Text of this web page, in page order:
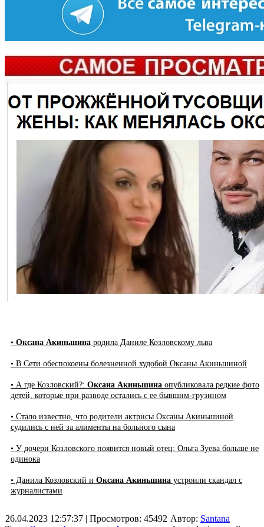
• Оксана Акиньшина родила Даниле Козловскому льва
• В Сети обеспокоены болезненной худобой Оксаны Акиньшиной
• А где Козловский?: Оксана Акиньшина опубликовала редкие фото
детей, которые при разводе остались с ее бывшим-грузином
• Стало известно, что родители актрисы Оксаны Акиньшиной
судились с ней за алименты на больного сына
• У дочери Козловского появится новый отец: Ольга Зуева больше не
одинока
• Данила Козловский и Оксана Акиньшина устроили скандал с
журналистами
26.04.2023 12:57:37 | Просмотров: 45492 Автор: Santana